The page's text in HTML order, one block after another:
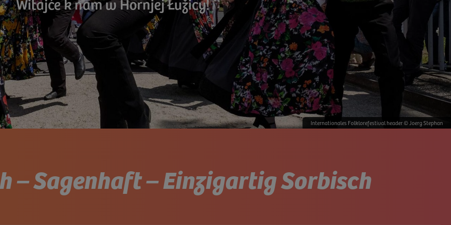
Internationales Folklorefestival header © Joerg Stephan
– Sagenhaft – Einzigartig Sorbisch